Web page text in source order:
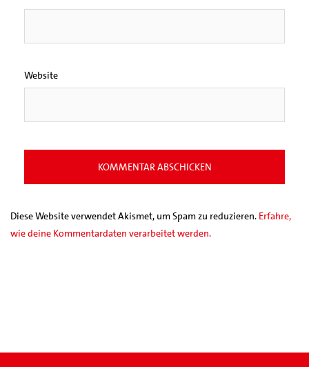
Website
Diese Website verwendet Akismet, um Spam zu reduzieren. Erfahre,
wie deine Kommentardaten verarbeitet werden.